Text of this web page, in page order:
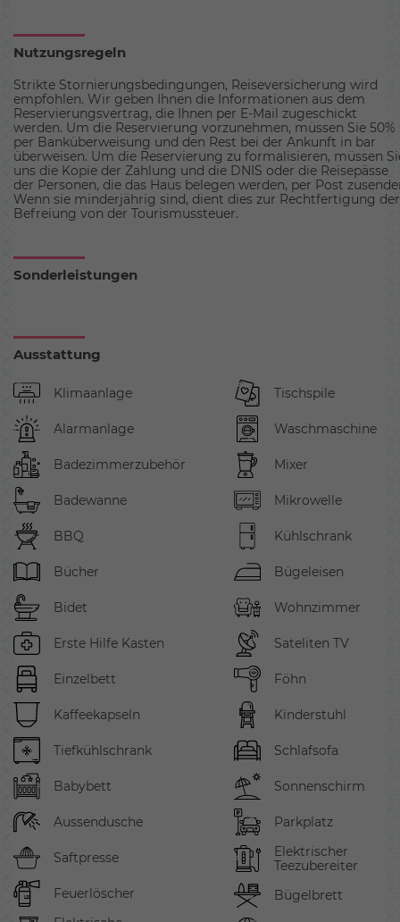
Nutzungsregeln
Strikte Stornierungsbedingungen, Reiseversicherung wird
empfohlen. Wir geben Ihnen die Informationen aus dem
Reservierungsvertrag, die Ihnen per E-Mail zugeschickt
werden. Um die Reservierung vorzunehmen, müssen Sie 50%
per Banküberweisung und den Rest bei der Ankunft in bar
überweisen. Um die Reservierung zu formalisieren, müssen
uns die Kopie der Zahlung und die DNIS oder die Reisepässe
der Personen, die das Haus belegen werden, per Post
Wenn sie minderjährig sind, dient dies zur Rechtfertigung der
Befreiung von der Tourismussteuer.
Sonderleistungen
Ausstattung
Klimaanlage
Alarmanlage
Badezimmerzubehör
Badewanne
BBQ
Bücher
Bidet
Erste Hilfe Kasten
Einzelbett
Kaffeekapseln
Tiefkühlschrank
Babybett
Aussendusche
Saftpresse
Feuerlöscher
Tischspile
Waschmaschine
Mixer
Mikrowelle
Kühlschrank
Bügeleisen
Wohnzimmer
Sateliten TV
Föhn
Kinderstuhl
Schlafsofa
Sonnenschirm
Parkplatz
Elektrischer
Teezubereiter
Bügelbrett